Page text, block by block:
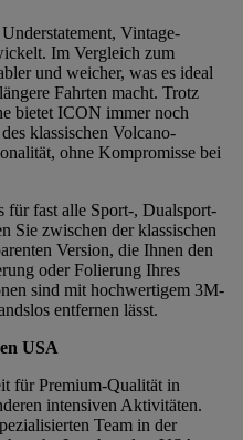
Vintage-
Im Vergleich zum
und weicher, was es ideal
Fahrten macht. Trotz
bietet ICON immer noch
klassischen Volcano-
ohne Kompromisse bei
für fast alle Sport-, Dualsport-
Sie zwischen der klassischen
Version, die Ihnen den
oder Folierung Ihres
sind mit hochwertigem 3M-
entfernen lässt.
USA
für Premium-Qualität in
intensiven Aktivitäten.
Team in der